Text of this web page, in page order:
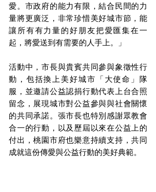
愛。市政府的能力有限，結合民間的力
量將更廣泛，非常珍惜美好城市節，能
讓所有有力量的好朋友把愛匯集在一
起，將愛送到有需要的人手上。」
活動中，市長與貴賓共同參與象徵性行
動，包括換上美好城市「大使命」隊
服，並邀請公益認捐行動代表上台合照
留念，展現城市對公益參與與社會關懷
的共同承諾。張市長也特別感謝眾教會
合一的行動，以及歷屆以來在公益上的
付出，桃園市府也樂意持續支持，共同
成就這份傳愛與公益行動的美好典範。